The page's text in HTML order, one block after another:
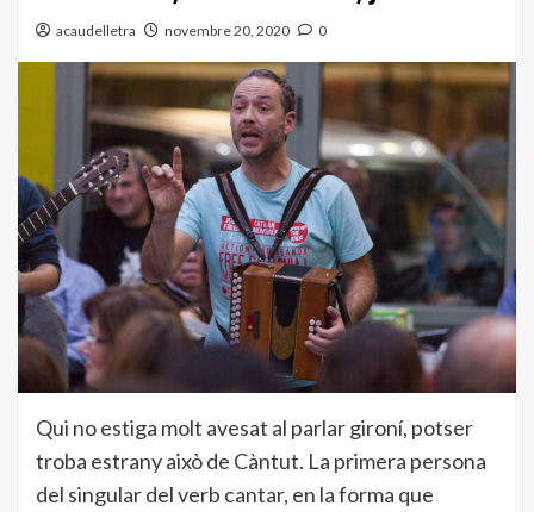
acaudelletra novembre 20, 2020 0
Qui no estiga molt avesat al parlar gironí, potser
troba estrany això de Càntut. La primera persona
del singular del verb cantar, en la forma que